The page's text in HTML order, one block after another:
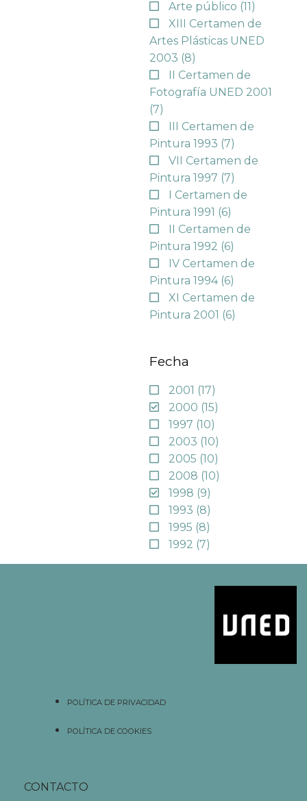
Arte público (11)
XIII Certamen de
Artes Plásticas UNED
2003 (8)
II Certamen de
Fotografía UNED 2001
(7)
III Certamen de
Pintura 1993 (7)
VII Certamen de
Pintura 1997 (7)
I Certamen de
Pintura 1991 (6)
II Certamen de
Pintura 1992 (6)
IV Certamen de
Pintura 1994 (6)
XI Certamen de
Pintura 2001 (6)
Fecha
2001 (17)
2000 (15)
1997 (10)
2003 (10)
2005 (10)
2008 (10)
1998 (9)
1993 (8)
1995 (8)
1992 (7)
POLÍTICA DE PRIVACIDAD
POLÍTICA DE COOKIES
CONTACTO